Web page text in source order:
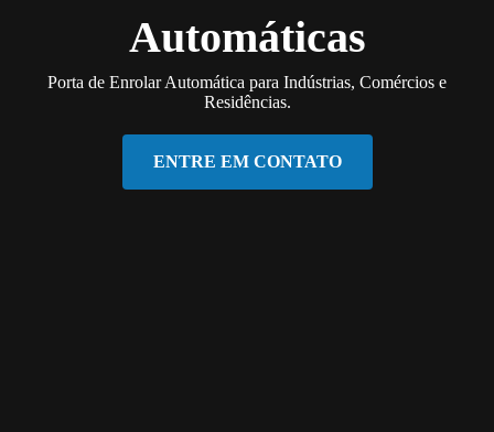
Automáticas
Porta de Enrolar Automática para Indústrias, Comércios e
Residências.
ENTRE EM CONTATO